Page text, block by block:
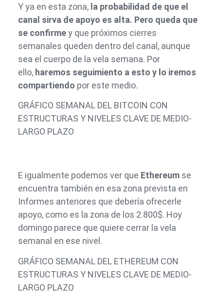
Y ya en esta zona, la probabilidad de que el
canal sirva de apoyo es alta. Pero queda que
se confirmey que próximos cierres
semanales queden dentro del canal, aunque
sea el cuerpo de la vela semana. Por
ello, haremos seguimiento a esto y lo iremos
compartiendo por este medio.
GRÁFICO SEMANAL DEL BITCOIN CON
ESTRUCTURAS Y NIVELES CLAVE DE MEDIO-
LARGO PLAZO
E igualmente podemos ver que Ethereumse
encuentra también en esa zona prevista en
Informes anteriores que debería ofrecerle
apoyo, como es la zona de los 2.800$. Hoy
domingo parece que quiere cerrar la vela
semanal en ese nivel.
GRÁFICO SEMANAL DEL ETHEREUM CON
ESTRUCTURAS Y NIVELES CLAVE DE MEDIO-
LARGO PLAZO